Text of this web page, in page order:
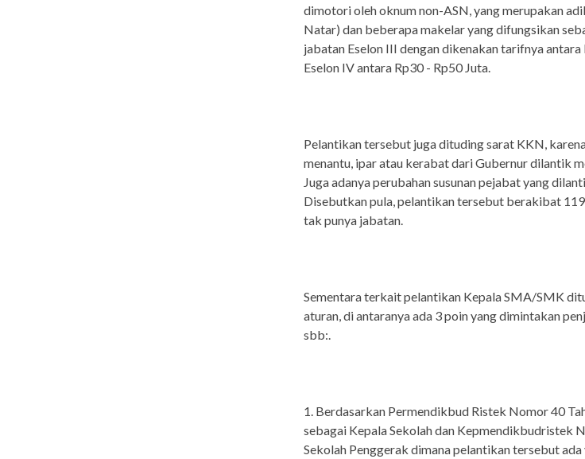
dimotori oleh oknum non-ASN, yang merupakan
Natar) dan beberapa makelar yang difungsikan
jabatan Eselon III dengan dikenakan tarifnya
Eselon IV antara Rp30 - Rp50 Juta.
Pelantikan tersebut juga dituding sarat KKN,
menantu, ipar atau kerabat dari Gubernur dilantik
Juga adanya perubahan susunan pejabat yang
Disebutkan pula, pelantikan tersebut berakibat
tak punya jabatan.
Sementara terkait pelantikan Kepala SMA/SMK
aturan, di antaranya ada 3 poin yang dimintakan
sbb:.
1. Berdasarkan Permendikbud Ristek Nomor 40
sebagai Kepala Sekolah dan
Sekolah Penggerak dimana pelantikan tersebut